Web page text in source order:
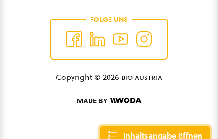
Inhaltsangabe öffnen
FOLGE UNS
Copyright © 2026 bio austria
MADE BY